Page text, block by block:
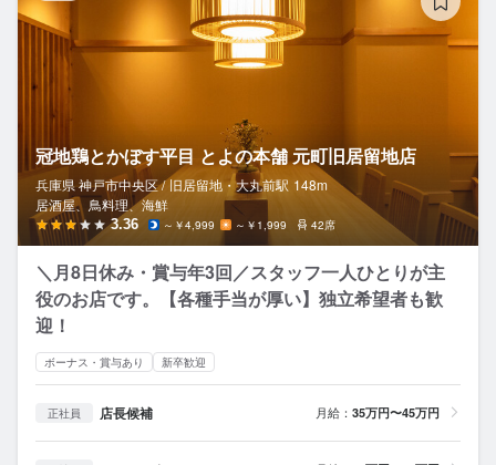
冠地鶏とかぼす平目 とよの本舗 元町旧居留地店
兵庫県 神戸市中央区 / 旧居留地・大丸前駅 148m
居酒屋、鳥料理、海鮮
3.36 ～￥4,999 ～￥1,999 42席
＼月8日休み・賞与年3回／スタッフ一人ひとりが主
役のお店です。【各種手当が厚い】独立希望者も歓
迎！
ボーナス・賞与あり 新卒歓迎
正社員 店長候補 月給： 35万円〜45万円